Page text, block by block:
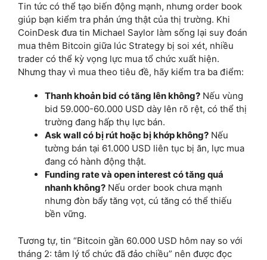
Tin tức có thể tạo biến động mạnh, nhưng order book
giúp bạn kiểm tra phản ứng thật của thị trường. Khi
CoinDesk đưa tin Michael Saylor làm sống lại suy đoán
mua thêm Bitcoin giữa lúc Strategy bị soi xét, nhiều
trader có thể kỳ vọng lực mua tổ chức xuất hiện.
Nhưng thay vì mua theo tiêu đề, hãy kiểm tra ba điểm:
Thanh khoản bid có tăng lên không? Nếu vùng
bid 59.000-60.000 USD dày lên rõ rệt, có thể thị
trường đang hấp thụ lực bán.
Ask wall có bị rút hoặc bị khớp không? Nếu
tường bán tại 61.000 USD liên tục bị ăn, lực mua
đang có hành động thật.
Funding rate và open interest có tăng quá
nhanh không? Nếu order book chưa mạnh
nhưng đòn bẩy tăng vọt, cú tăng có thể thiếu
bền vững.
Tương tự, tin “Bitcoin gần 60.000 USD hôm nay so với
tháng 2: tâm lý tổ chức đã đảo chiều” nên được đọc